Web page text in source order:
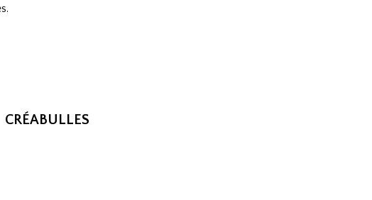
CRÉABULLES